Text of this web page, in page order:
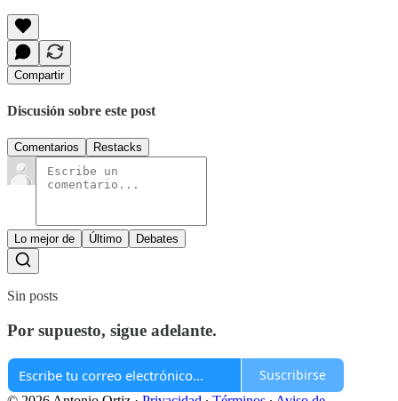
Compartir
Discusión sobre este post
Comentarios Restacks
Lo mejor de Último Debates
Sin posts
Por supuesto, sigue adelante.
Suscribirse